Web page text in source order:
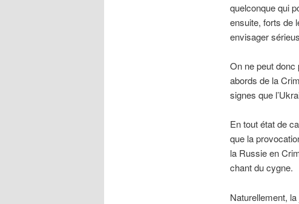
quelconque qui
ensuite, forts de
envisager
On ne peut donc
abords de la
signes que
En tout état de
que la
la Russie en
chant du cygne.
Naturellement,